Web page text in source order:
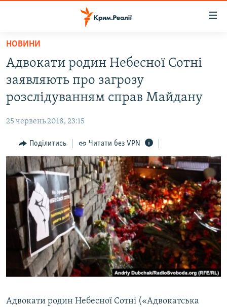
Перейти
основного
матеріалу
до
основної
навігації
Перейти
до
пошуку
ВОДА.КРИМ
ВІДЕО ТА ФОТО
БЛОГИ
ПОГЛЯД
ІНТЕРВ'Ю
ВСЕ ЗА ДЕНЬ
СПЕЦПРОЕКТИ
ДЕПОРТАЦІЯ
ВІДЕОУРОКИ «ELIFBE»
СВІДЧЕННЯ ОКУПАЦІЇ
УКРАЇНСЬКА ПРОБЛЕМА КРИМУ
ЯК ОБІЙТИ БЛОКУВАННЯ
Русский
Qırımtatar
НОВИНИ
Адвокати родин Небесної Сотні
заявляють про загрозу
розслідуванням справ Майдану
25 червень 2018, 23:15
Поділитись Читати без VPN
Адвокати родин Небесної Сотні («Адвокатська